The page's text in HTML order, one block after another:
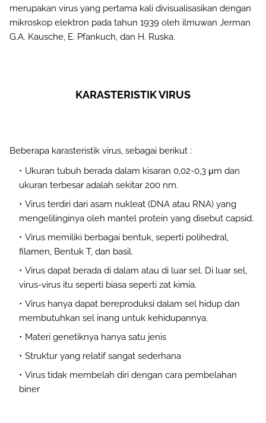
merupakan virus yang pertama kali divisualisasikan dengan
mikroskop elektron pada tahun 1939 oleh ilmuwan Jerman
G.A. Kausche, E. Pfankuch, dan H. Ruska.
KARASTERISTIK VIRUS
Beberapa karasteristik virus, sebagai berikut :
Ukuran tubuh berada dalam kisaran 0,02-0,3 μm dan
ukuran terbesar adalah sekitar 200 nm.
Virus terdiri dari asam nukleat (DNA atau RNA) yang
mengelilinginya oleh mantel protein yang disebut capsid.
Virus memiliki berbagai bentuk, seperti polihedral,
filamen, Bentuk T, dan basil.
Virus dapat berada di dalam atau di luar sel. Di luar sel,
virus-virus itu seperti biasa seperti zat kimia.
Virus hanya dapat bereproduksi dalam sel hidup dan
membutuhkan sel inang untuk kehidupannya.
Materi genetiknya hanya satu jenis
Struktur yang relatif sangat sederhana
Virus tidak membelah diri dengan cara pembelahan
biner